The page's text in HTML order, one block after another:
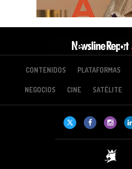
CONTENIDOS PLATAFORMAS
NEGOCIOS CINE SATÉLITE